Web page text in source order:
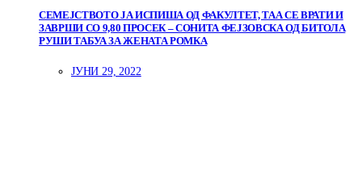
СЕМЕЈСТВОТО ЈА ИСПИША ОД ФАКУЛТЕТ, ТАА СЕ ВРАТИ И
ЗАВРШИ СО 9,80 ПРОСЕК – СОНИТА ФЕЈЗОВСКА ОД БИТОЛА
РУШИ ТАБУА ЗА ЖЕНАТА РОМКА
ЈУНИ 29, 2022